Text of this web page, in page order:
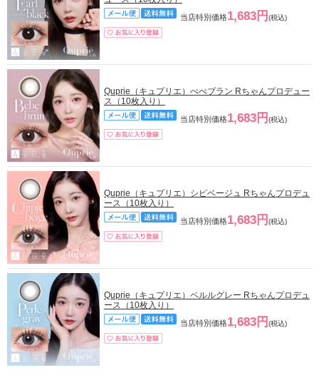
当店特別価格1,683円 (税込)
Quprie（キュプリエ）べべブラン Rちゃんプロデュー
ス（10枚入り）
当店特別価格1,683円 (税込)
Quprie（キュプリエ）シピベージュ Rちゃんプロデュ
ース（10枚入り）
当店特別価格1,683円 (税込)
Quprie（キュプリエ）ペルルグレー Rちゃんプロデュ
ース（10枚入り）
当店特別価格1,683円 (税込)